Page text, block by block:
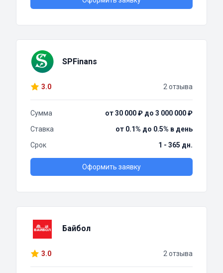
SPFinans
3.0 2 отзыва
Сумма
от 30 000 ₽ до 3 000 000 ₽
Ставка
от 0.1% до 0.5% в день
Срок
1 - 365 дн.
Оформить заявку
Байбол
3.0 2 отзыва